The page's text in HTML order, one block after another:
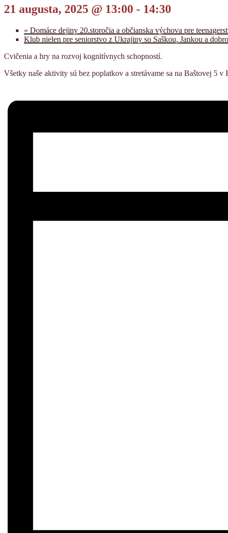
21 augusta, 2025 @ 13:00 - 14:30
« Domáce dejiny 20.storočia a občianska výchova pre
Klub nielen pre seniorstvo z Ukrajiny so Saškou, Jankou a
Cvičenia a hry na rozvoj kognitívnych schopností.
Všetky naše aktivity sú bez poplatkov a stretávame sa na Baštovej 5